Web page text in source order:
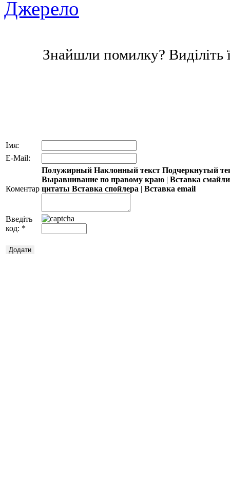
Джерело
Знайшли помилку? Виділіть
Імя:
E-Mail:
Коментар
Полужирный Наклонный текст Подчеркнутый
Выравнивание по правому краю | Вставка
цитаты Вставка спойлера | Вставка email
Введіть
код: *